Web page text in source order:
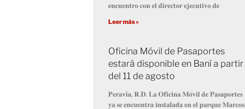
𝐞𝐧𝐜𝐮𝐞𝐧𝐭𝐫𝐨 𝐜𝐨𝐧 𝐞𝐥 𝐝𝐢𝐫𝐞𝐜𝐭𝐨𝐫 𝐞𝐣𝐞𝐜𝐮𝐭𝐢𝐯𝐨 𝐝𝐞
Leer más »
Oficina Móvil de Pasaportes
estará disponible en Baní a partir
del 11 de agosto
𝐏𝐞𝐫𝐚𝐯𝐢𝐚, 𝐑.𝐃. 𝐋𝐚 𝐎𝐟𝐢𝐜𝐢𝐧𝐚 𝐌𝐨́𝐯𝐢𝐥 𝐝𝐞 𝐏𝐚𝐬𝐚𝐩𝐨𝐫𝐭𝐞𝐬
𝐲𝐚 𝐬𝐞 𝐞𝐧𝐜𝐮𝐞𝐧𝐭𝐫𝐚 𝐢𝐧𝐬𝐭𝐚𝐥𝐚𝐝𝐚 𝐞𝐧 𝐞𝐥 𝐩𝐚𝐫𝐪𝐮𝐞 𝐌𝐚𝐫𝐜𝐨𝐬